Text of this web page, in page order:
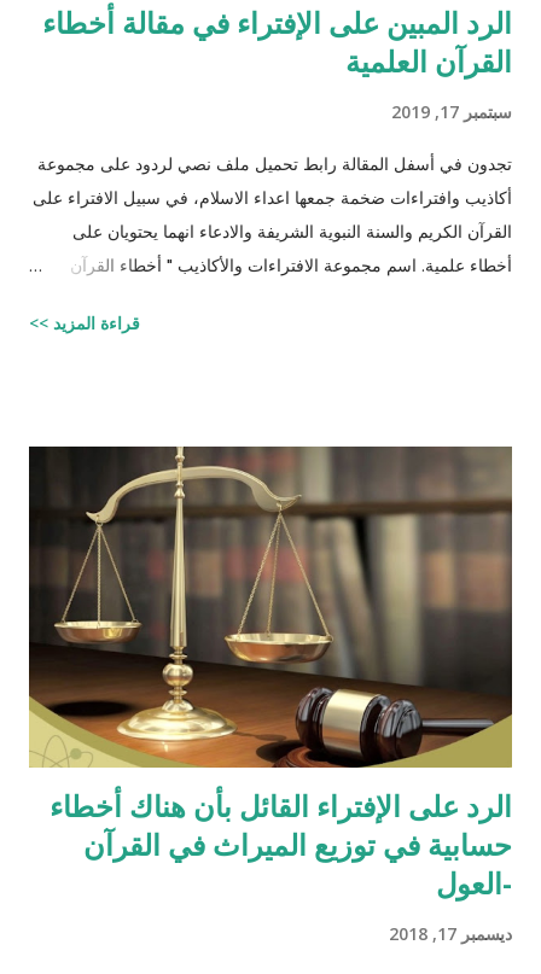
الرد المبين على الإفتراء في مقالة أخطاء
القرآن العلمية
سبتمبر 17, 2019
تجدون في أسفل المقالة رابط تحميل ملف نصي لردود على مجموعة
أكاذيب وافتراءات ضخمة جمعها اعداء الاسلام، في سبيل الافتراء على
القرآن الكريم والسنة النبوية الشريفة والادعاء انهما يحتويان على
أخطاء علمية. اسم مجموعة الافتراءات والأكاذيب " أخطاء القرآن
واتبعته بردٍ يليه . راجيًا أن يكون ذلك في ميزان حسناتي ، ولا تنسوني
قراءة المزيد >>
الرد على الإفتراء القائل بأن هناك أخطاء
حسابية في توزيع الميراث في القرآن
-العول
ديسمبر 17, 2018